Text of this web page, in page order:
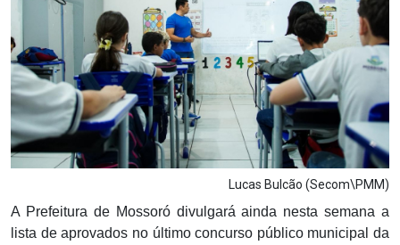
Lucas Bulcão (Secom\PMM)
A Prefeitura de Mossoró divulgará ainda nesta semana a
lista de aprovados no último concurso público municipal da